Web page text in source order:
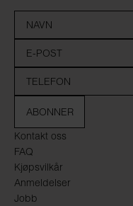
Kontakt oss
FAQ
Kjøpsvilkår
Anmeldelser
Jobb
ABONNER